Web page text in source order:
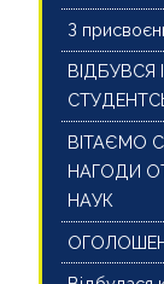
З
ВІДБУВСЯ
ВІТАЄМО
НАГОДИ
НАУК